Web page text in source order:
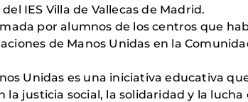
IES Villa de Vallecas de Madrid.
por alumnos de los centros que
de Manos Unidas en la
Unidas es una iniciativa educativa
la justicia social, la solidaridad y la lucha